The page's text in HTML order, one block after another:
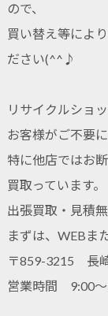
ので、
買い替え等によ
ださい(^^♪
リサイクルショ
お客様がご不要
特に他店ではお
買取っています。
出張買取・見積
まずは、WEBま
〒859-3215 長
営業時間 9:00